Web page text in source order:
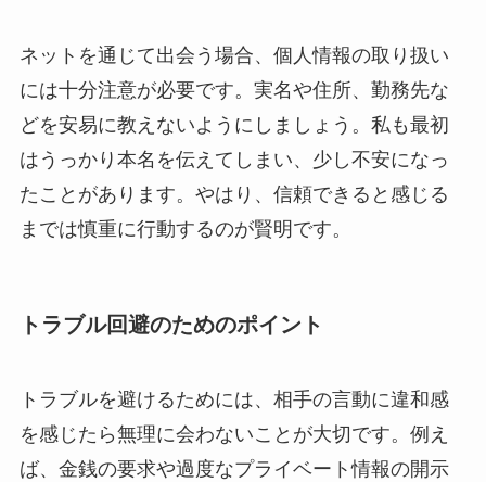
ネットを通じて出会う場合、個人情報の取り扱い
には十分注意が必要です。実名や住所、勤務先な
どを安易に教えないようにしましょう。私も最初
はうっかり本名を伝えてしまい、少し不安になっ
たことがあります。やはり、信頼できると感じる
までは慎重に行動するのが賢明です。
トラブル回避のためのポイント
トラブルを避けるためには、相手の言動に違和感
を感じたら無理に会わないことが大切です。例え
ば、金銭の要求や過度なプライベート情報の開示